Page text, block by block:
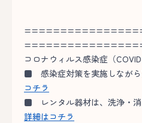
コロナウィルス感染症（
■ 感染症対策を実施しなが
コチラ
■ レンタル器材は、洗浄・
詳細はコチラ